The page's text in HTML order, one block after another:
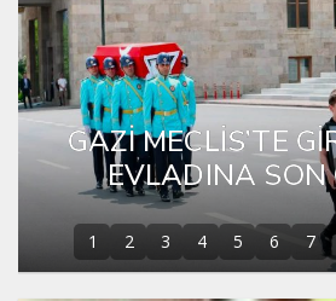
GAZİ MECLİS’TE
EVLADINA SON
1 2 3 4 5 6 7